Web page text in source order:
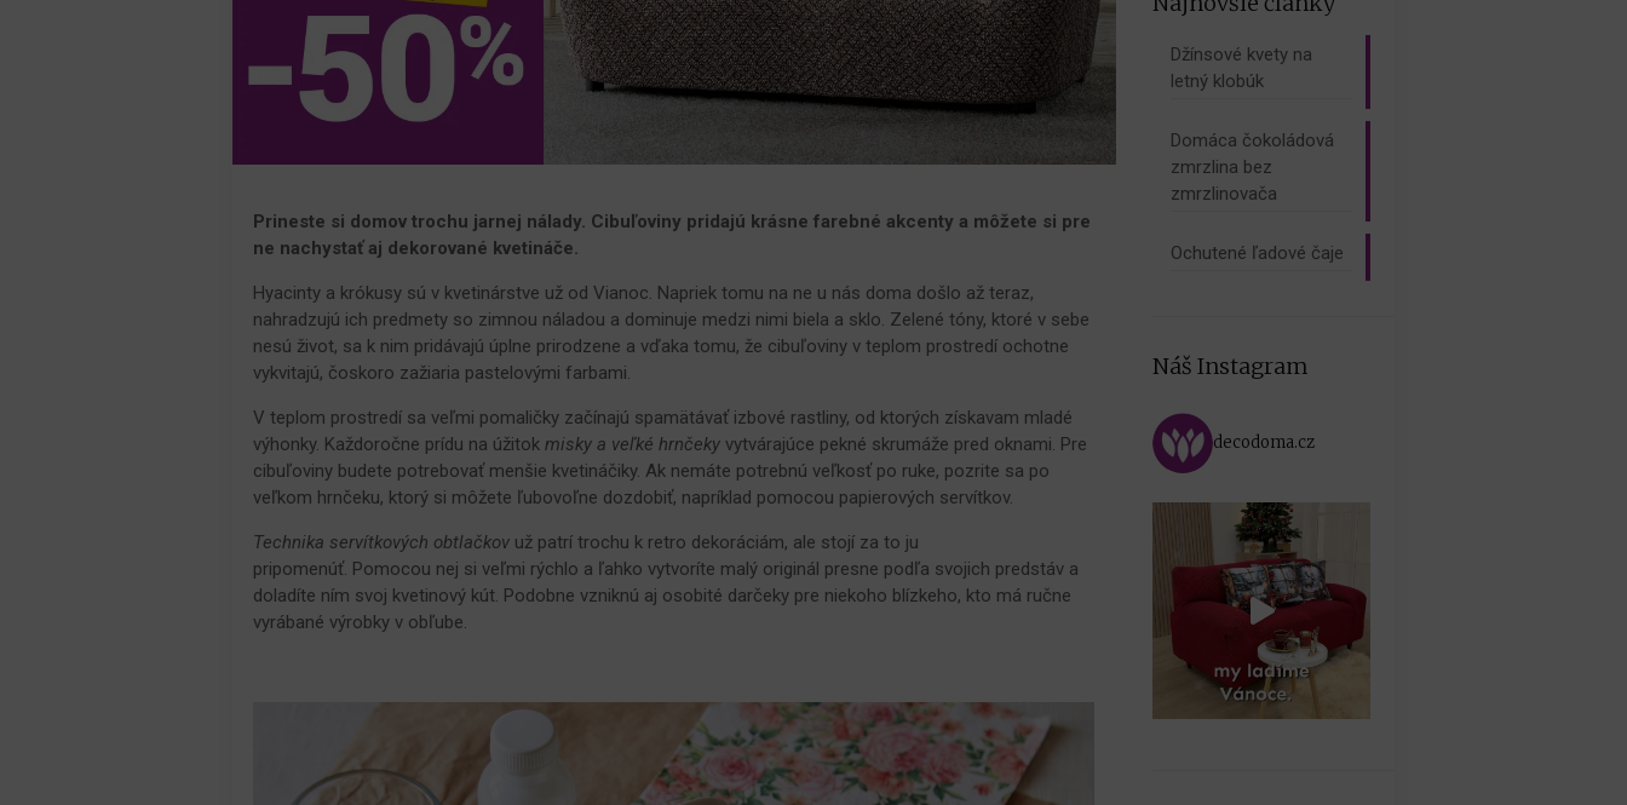
Prineste si domov trochu jarnej nálady. Cibuľoviny pridajú krásne farebné akcenty a môžete si pre
ne nachystať aj dekorované kvetináče.
Hyacinty a krókusy sú v kvetinárstve už od Vianoc. Napriek tomu na ne u nás doma došlo až teraz,
nahradzujú ich predmety so zimnou náladou a dominuje medzi nimi biela a sklo. Zelené tóny, ktoré v sebe
nesú život, sa k nim pridávajú úplne prirodzene a vďaka tomu, že cibuľoviny v teplom prostredí ochotne
vykvitajú, čoskoro zažiaria pastelovými farbami.
V teplom prostredí sa veľmi pomaličky začínajú spamätávať izbové rastliny, od ktorých získavam mladé
výhonky. Každoročne prídu na úžitokmisky a veľké hrnčeky vytvárajúce pekné skrumáže pred oknami. Pre
cibuľoviny budete potrebovať menšie kvetináčiky. Ak nemáte potrebnú veľkosť po ruke, pozrite sa po
veľkom hrnčeku, ktorý si môžete ľubovoľne dozdobiť, napríklad pomocou papierových servítkov.
Technika servítkových obtlačkov už patrí trochu k retro dekoráciám, ale stojí za to ju
pripomenúť. Pomocou nej si veľmi rýchlo a ľahko vytvoríte malý originál presne podľa svojich predstáv a
doladíte ním svoj kvetinový kút. Podobne vzniknú aj osobité darčeky pre niekoho blízkeho, kto má ručne
vyrábané výrobky v obľube.
Džínsové kvety na
letný klobúk
Domáca čokoládová
zmrzlina bez
zmrzlinovača
Ochutené ľadové čaje
Náš Instagram
decodoma.cz